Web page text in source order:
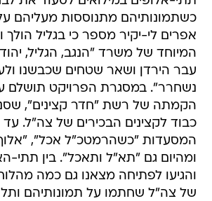
כשתמונותיהם מתנוססות מעליהם
אפרים לי-יקיר מספר כי בגליל הולך
המיוחד של משרד "הנגב, הגליל,
עבר הירדן ושאר שטחים שכבשנו
הקמתה של רשת "חדר קצינים",
כבוד לקצינים הבכירים של צה"ל.
המסעדות "כשהרמטכ"ל אכל",
ומהיום גם "תא"ל ותאכל". בין תתי-
והגיעו לפתיחה מצאנו גם כמה
של צה"ל שחתמו על תמונותיהם